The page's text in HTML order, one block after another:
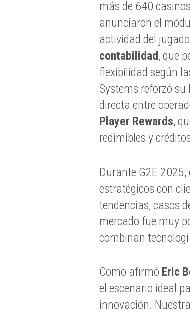
más de 640
anunciaron el
actividad del
contabilidad, que
flexibilidad según
Systems reforzó
directa entre
Player Rewards,
redimibles y
Durante G2E
estratégicos con
tendencias, casos
mercado fue muy
combinan
Como afirmó Eric
el escenario ideal
innovación.